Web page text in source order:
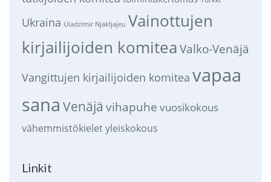
Ukraina Uladzimir Njakljajeu Vainottujen
kirjailijoiden komitea Valko-Venäjä
Vangittujen kirjailijoiden komitea vapaa
sana Venäjä vihapuhe vuosikokous
vähemmistökieletyleiskokous
Linkit